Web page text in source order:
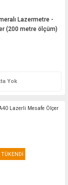
Lazermetre -
(200 metre ölçüm)
Yok
TÜKENDİ